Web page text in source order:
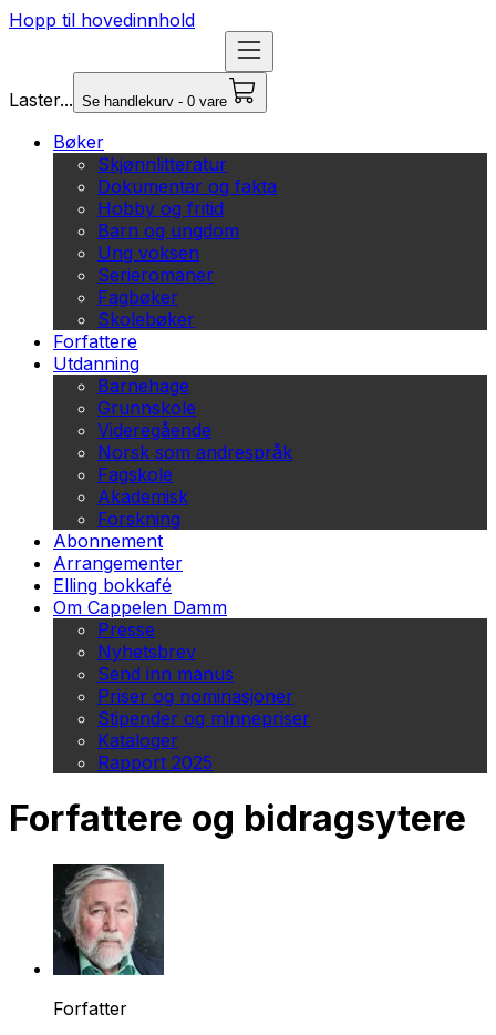
Hopp til hovedinnhold
Laster... Se handlekurv - 0 vare
Bøker
Skjønnlitteratur
Dokumentar og fakta
Hobby og fritid
Barn og ungdom
Ung voksen
Serieromaner
Fagbøker
Skolebøker
Forfattere
Utdanning
Barnehage
Grunnskole
Videregående
Norsk som andrespråk
Fagskole
Akademisk
Forskning
Abonnement
Arrangementer
Elling bokkafé
Om Cappelen Damm
Presse
Nyhetsbrev
Send inn manus
Priser og nominasjoner
Stipender og minnepriser
Kataloger
Rapport 2025
Forfattere og bidragsytere
Forfatter